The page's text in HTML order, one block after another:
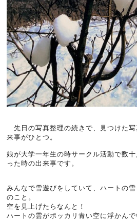
先日の写真整理の続きで、見つけた写
来事がひとつ。
娘が大学一年生の時サークル活動で数
った時の出来事です。
みんなで雪遊びをしていて、ハートの
のこと。
空を見上げたらなんと！
ハートの雲がポッカリ青い空に浮かん